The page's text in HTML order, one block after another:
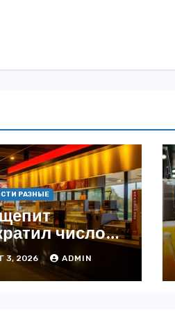
РАЗНЫЕ
число
на
с начала
— INFOLine
3, 2026 ADMIN